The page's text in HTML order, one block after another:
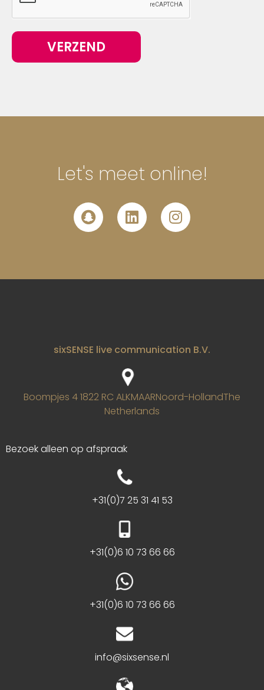
VERZEND
Let's meet online!
sixSENSE live communication B.V.
Boompjes 41822 RC ALKMAARNoord-HollandThe
Netherlands
Bezoek alleen op afspraak
+31(0)7 25 31 41 53
+31(0)6 10 73 66 66
+31(0)6 10 73 66 66
info@sixsense.nl